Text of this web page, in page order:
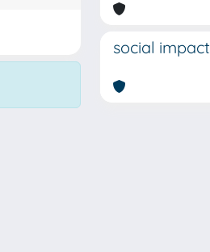
social impact